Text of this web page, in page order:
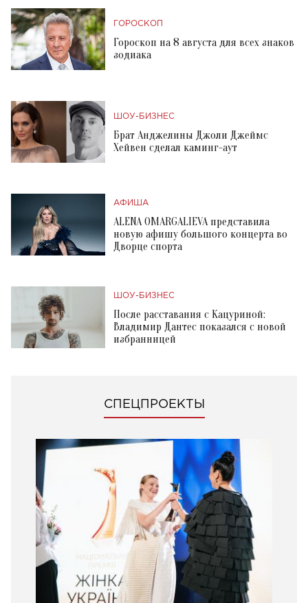
ГОРОСКОП
Гороскоп на 8 августа для всех знаков
зодиака
ШОУ-БИЗНЕС
Брат Анджелины Джоли Джеймс
Хейвен сделал каминг-аут
АФИША
ALENA OMARGALIEVA представила
новую афишу большого концерта во
Дворце спорта
ШОУ-БИЗНЕС
После расставания с Кацуриной:
Владимир Дантес показался с новой
избранницей
СПЕЦПРОЕКТЫ